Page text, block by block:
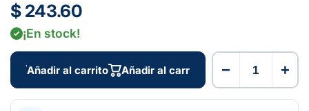
$ 243.60
¡En stock!
Añadir al carrito Añadir al carrito − +